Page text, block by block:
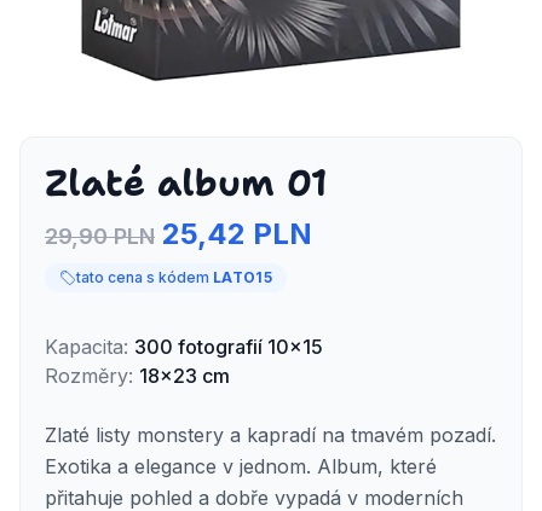
Zlaté album 01
29,90 PLN 25,42 PLN
tato cena s kódem LATO15
Kapacita: 300 fotografií 10x15
Rozměry: 18x23 cm
Zlaté listy monstery a kapradí na tmavém pozadí.
Exotika a elegance v jednom. Album, které
přitahuje pohled a dobře vypadá v moderních